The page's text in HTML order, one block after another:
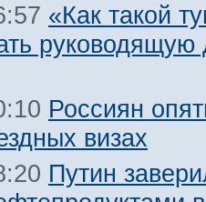
«Как такой
руководящую
Россиян
визах
Путин